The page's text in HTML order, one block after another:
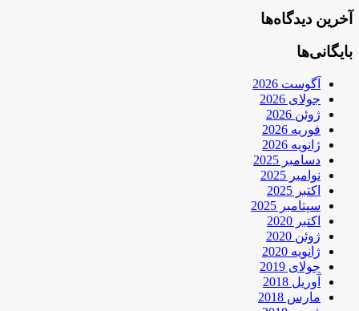
آخرین دیدگاه‌ها
بایگانی‌ها
آگوست 2026
جولای 2026
ژوئن 2026
فوریه 2026
ژانویه 2026
دسامبر 2025
نوامبر 2025
اکتبر 2025
سپتامبر 2025
اکتبر 2020
ژوئن 2020
ژانویه 2020
جولای 2019
آوریل 2018
مارس 2018